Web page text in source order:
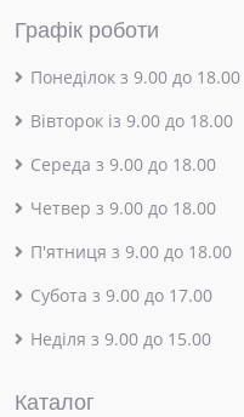
Графік роботи
Понеділок з 9.00 до 18.00
Вівторок із 9.00 до 18.00
Середа з 9.00 до 18.00
Четвер з 9.00 до 18.00
П'ятниця з 9.00 до 18.00
Субота з 9.00 до 17.00
Неділя з 9.00 до 15.00
Каталог